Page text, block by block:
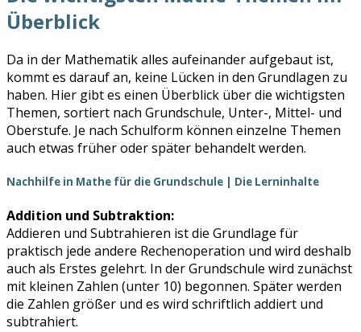
Überblick
Da in der Mathematik alles aufeinander aufgebaut ist,
kommt es darauf an, keine Lücken in den Grundlagen zu
haben. Hier gibt es einen Überblick über die wichtigsten
Themen, sortiert nach Grundschule, Unter-, Mittel- und
Oberstufe. Je nach Schulform können einzelne Themen
auch etwas früher oder später behandelt werden.
Nachhilfe in Mathe für die Grundschule | Die Lerninhalte
Addition und Subtraktion:
Addieren und Subtrahieren ist die Grundlage für
praktisch jede andere Rechenoperation und wird deshalb
auch als Erstes gelehrt. In der Grundschule wird zunächst
mit kleinen Zahlen (unter 10) begonnen. Später werden
die Zahlen größer und es wird schriftlich addiert und
subtrahiert.